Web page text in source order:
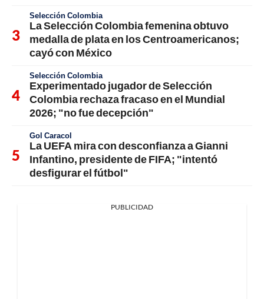
Selección Colombia
La Selección Colombia femenina obtuvo
medalla de plata en los Centroamericanos;
cayó con México
Selección Colombia
Experimentado jugador de Selección
Colombia rechaza fracaso en el Mundial
2026; "no fue decepción"
Gol Caracol
La UEFA mira con desconfianza a Gianni
Infantino, presidente de FIFA; "intentó
desfigurar el fútbol"
PUBLICIDAD